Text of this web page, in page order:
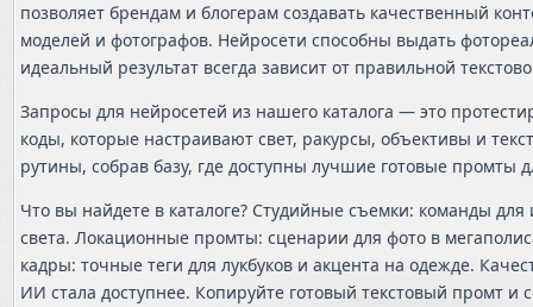
позволяет брендам и блогерам создавать качественный
моделей и фотографов. Нейросети способны выдать
идеальный результат всегда зависит от правильной
Запросы для нейросетей из нашего каталога — это
коды, которые настраивают свет, ракурсы, объективы и
рутины, собрав базу, где доступны лучшие готовые промты
Что вы найдете в каталоге? Студийные съемки: команды
света. Локационные промты: сценарии для фото в
кадры: точные теги для лукбуков и акцента на одежде.
ИИ стала доступнее. Копируйте готовый текстовый промт и